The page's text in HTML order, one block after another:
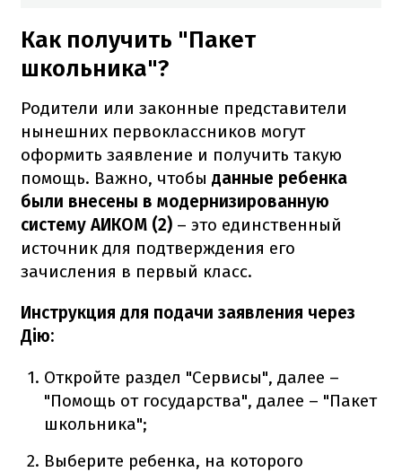
Как получить "Пакет
школьника"?
Родители или законные представители
нынешних первоклассников могут
оформить заявление и получить такую
помощь. Важно, чтобы данные ребенка
были внесены в модернизированную
систему АИКОМ (2) – это единственный
источник для подтверждения его
зачисления в первый класс.
Инструкция для подачи заявления через
Дію:
Откройте раздел "Сервисы", далее –
"Помощь от государства", далее – "Пакет
школьника";
Выберите ребенка, на которого